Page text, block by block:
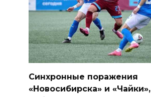
Синхронные поражения
«Новосибирска» и «Чайки»,